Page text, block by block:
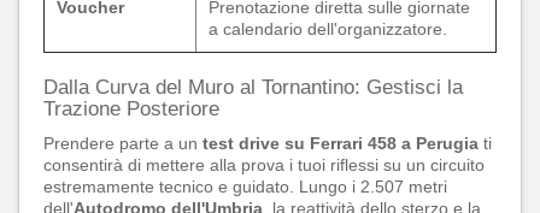
Voucher
Prenotazione diretta sulle giornate
a calendario dell'organizzatore.
Dalla Curva del Muro al Tornantino: Gestisci la
Trazione Posteriore
Prendere parte a un test drive su Ferrari 458 a Perugia ti
consentirà di mettere alla prova i tuoi riflessi su un circuito
estremamente tecnico e guidato. Lungo i 2.507 metri
dell'Autodromo dell'Umbria , la reattività dello sterzo e la